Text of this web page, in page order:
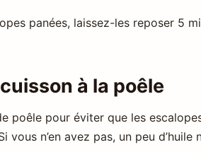
panées, laissez-les reposer 5
à la poêle
poêle pour éviter que les
vous n’en avez pas, un peu